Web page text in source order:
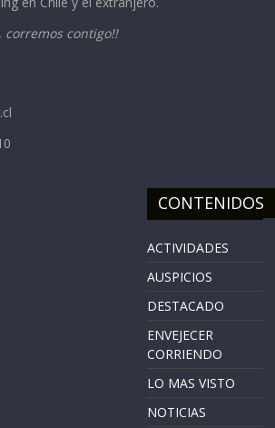
corremos contigo!!
CONTENIDOS
ACTIVIDADES
AUSPICIOS
DESTACADO
ENVEJECER
CORRIENDO
LO MAS VISTO
NOTICIAS